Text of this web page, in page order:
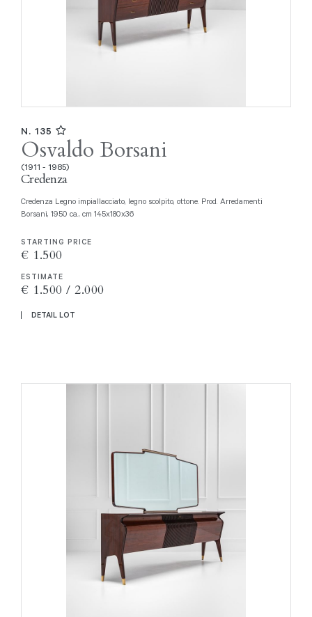
N. 135
Osvaldo Borsani
(1911 - 1985)
Credenza
Credenza Legno impiallacciato, legno scolpito, ottone. Prod. Arredamenti
Borsani, 1950 ca., cm 145x180x36
STARTING PRICE
€ 1.500
ESTIMATE
€ 1.500 / 2.000
DETAIL LOT